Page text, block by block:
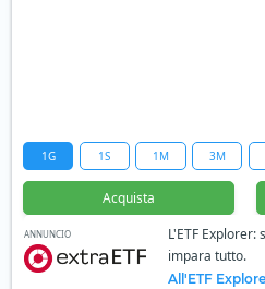
1G 1S 1M 3M
Acquista
ANNUNCIO
L'ETF
impara tutto.
All'ETF